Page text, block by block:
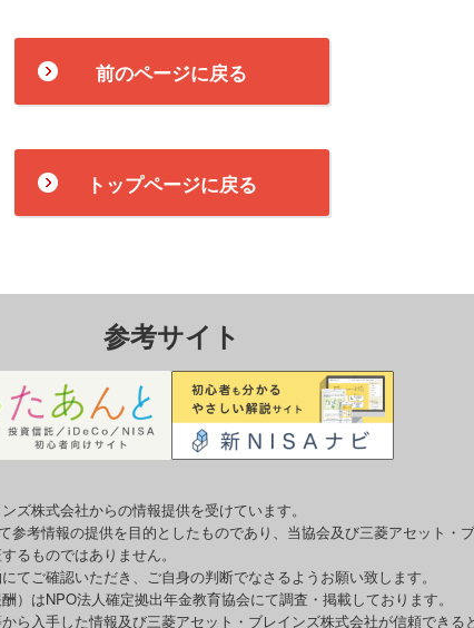
前のページに戻る
トップページに戻る
参考サイト
ズ株式会社からの情報提供を受けています。
参考情報の提供を目的としたものであり、当協会及び三菱アセット・
るものではありません。
てご確認いただき、ご自身の判断でなさるようお願い致します。
）はNPO法人確定拠出年金教育協会にて調査・掲載しております。
ら入手した情報及び三菱アセット・ブレインズ株式会社が信頼でき